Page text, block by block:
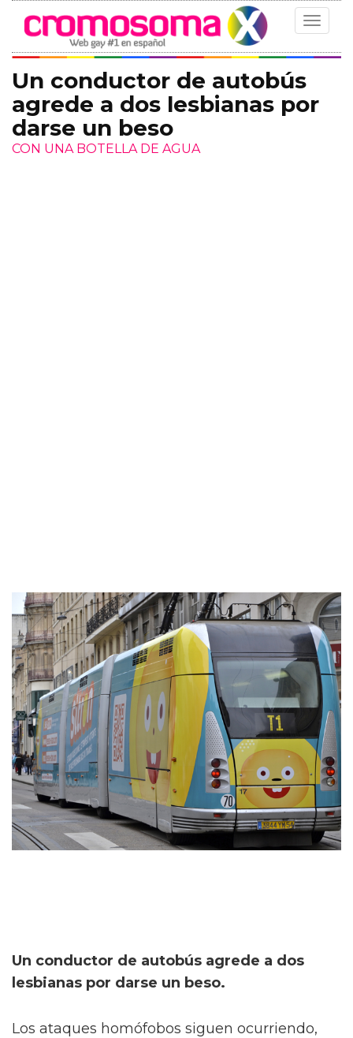
Toggle
Un conductor de autobús
agrede a dos lesbianas por
darse un beso
CON UNA BOTELLA DE AGUA
Un conductor de autobús agrede a dos
lesbianas por darse un beso.
Los ataques homófobos siguen ocurriendo,